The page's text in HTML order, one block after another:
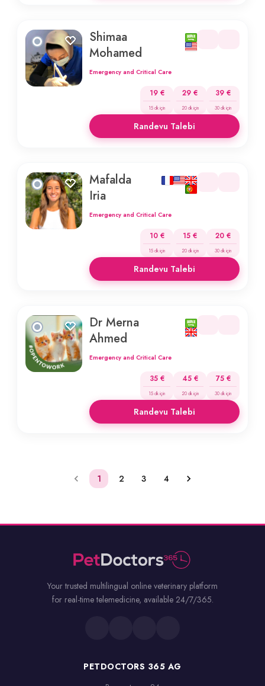
Shimaa
Mohamed
Emergency and Critical Care
19 €
15 dk için
29 €
20 dk için
39 €
30 dk için
Randevu Talebi
Mafalda
Iria
Emergency and Critical Care
10 €
15 dk için
15 €
20 dk için
20 €
30 dk için
Randevu Talebi
Dr Merna
Ahmed
Emergency and Critical Care
35 €
15 dk için
45 €
20 dk için
75 €
30 dk için
Randevu Talebi
1 2 3 4
Your trusted multilingual online veterinary platform
for real-time telemedicine, available 24/7/365.
PETDOCTORS 365 AG